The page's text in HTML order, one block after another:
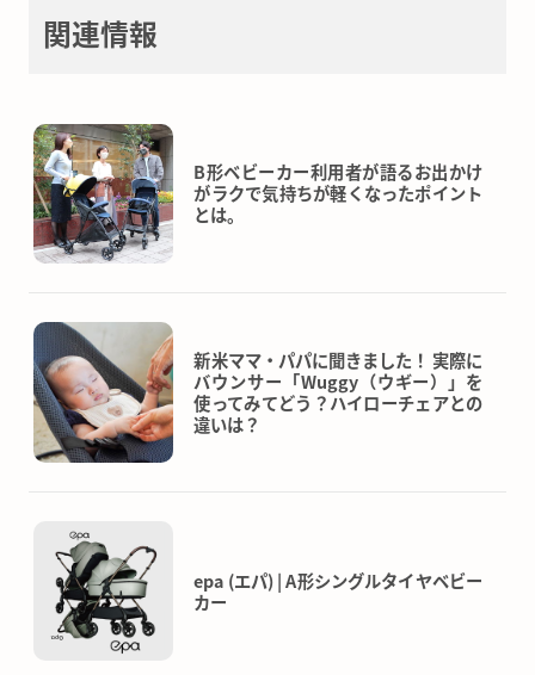
関連情報
B形ベビーカー利用者が語るお出かけ
がラクで気持ちが軽くなったポイント
とは。
新米ママ・パパに聞きました！ 実際に
バウンサー「Wuggy（ウギー）」を
使ってみてどう？ハイローチェアとの
違いは？
epa (エパ) | A形シングルタイヤベビー
カー